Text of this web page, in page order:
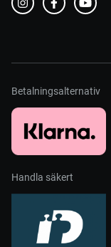
Betalningsalternativ
Handla säkert